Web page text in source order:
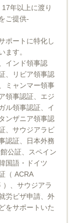
年以上に渡り
ご提供-
ポートに特化し
ます。
インド領事認
、リビア領事認
ミャンマー領事
領事認証、エジ
ル領事認証、イ
ンザニア領事認
、サウジアラビ
認証、日本外務
公証、スペイン
国語・ドイツ
（ ACRA
、サウジアラ
労ビザ申請、外
をサポートいた